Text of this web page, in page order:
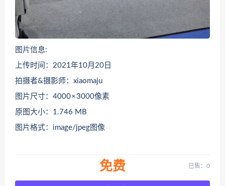
图片信息:
上传时间：2021年10月20日
拍摄者&摄影师：xiaomaju
图片尺寸：4000 × 3000像素
原图大小：1.746 MB
图片格式：image/jpeg图像
免费 已售：0